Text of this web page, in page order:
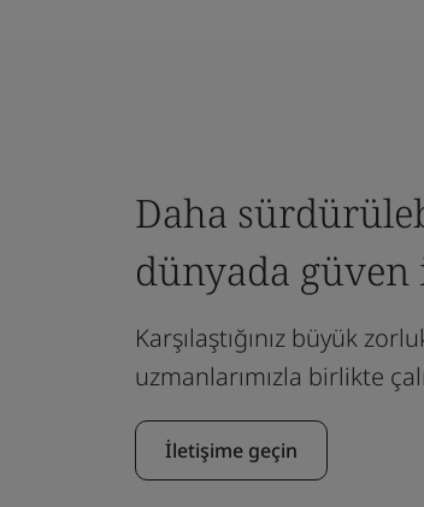
Daha
dünyada
Karşılaştığınız büyük
uzmanlarımızla birlikte
İletişime geçin